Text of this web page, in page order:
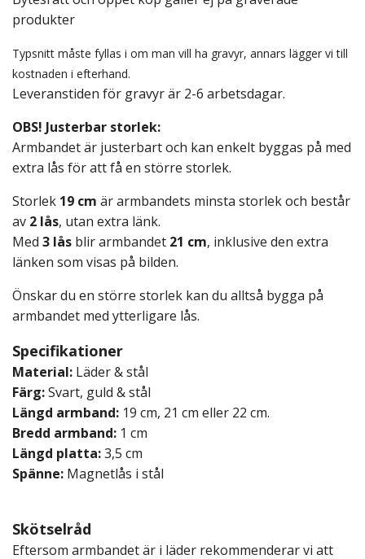
produkter
Typsnitt måste fyllas i om man vill ha gravyr, annars lägger vi till
kostnaden i efterhand.
Leveranstiden för gravyr är 2-6 arbetsdagar.
OBS! Justerbar storlek:
Armbandet är justerbart och kan enkelt byggas på med
extra lås för att få en större storlek.
Storlek 19 cm är armbandets minsta storlek och består
av 2 lås, utan extra länk.
Med 3 lås blir armbandet 21 cm, inklusive den extra
länken som visas på bilden.
Önskar du en större storlek kan du alltså bygga på
armbandet med ytterligare lås.
Specifikationer
Material: Läder & stål
Färg:Svart, guld & stål
Längd armband: 19 cm, 21 cm eller 22 cm.
Bredd armband: 1 cm
Längd platta:3,5 cm
Spänne: Magnetlås i stål
Skötselråd
Eftersom armbandet är i läder rekommenderar vi att